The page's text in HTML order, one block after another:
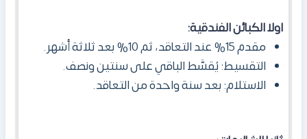
اولا الكبائن الفندقية:
مقدم 15% عند التعاقد، ثم 10% بعد ثلاثة أشهر.
التقسيط: يُقسَّط الباقي على سنتين ونصف.
الاستلام: بعد سنة واحدة من التعاقد.